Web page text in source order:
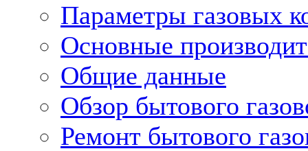
Параметры газовых
Основные
Общие данные
Обзор бытового
Ремонт бытового